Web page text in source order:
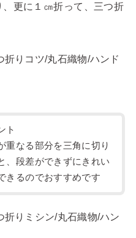
更に１㎝折って、三つ折
ト
重なる部分を三角に切り
、段差ができずにきれい
きるのでおすすめです